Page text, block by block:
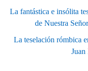
La fantástica e insólita
de Nuestra
La teselación rómbica
Juan